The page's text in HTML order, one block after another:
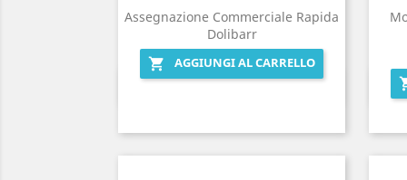
Assegnazione Commerciale Rapida
Dolibarr

AGGIUNGI AL CARRELLO